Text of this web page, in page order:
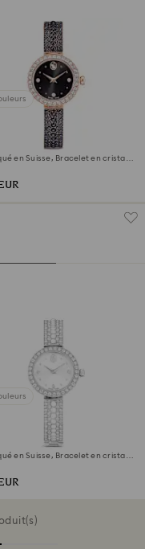
Matrix pearl bangle
en Suisse, Bracelet en cristal,
Matrix pearl bangle
en Suisse, Bracelet en cristal,